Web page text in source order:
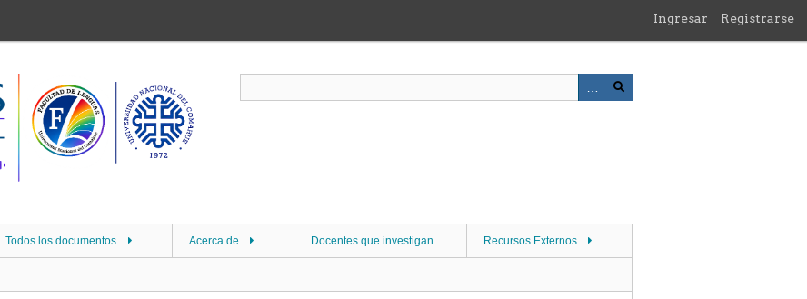
Ingresar Registrarse
Todos los documentos Acerca de Docentes que investigan Recursos Externos